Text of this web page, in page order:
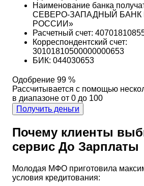
Наименование банка
СЕВЕРО-ЗАПАДНЫЙ БАНК
РОССИИ»
Расчетный счет:
Корреспондентский счет:
30101810500000000653
БИК: 044030653
Одобрение 99 %
Рассчитывается с помощью
в диапазоне от 0 до 100
Получить деньги
Почему клиенты
сервис До Зарплаты
Молодая МФО приготовила
условия кредитования: